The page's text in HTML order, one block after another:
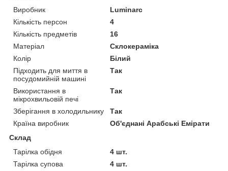
Виробник
Luminarc
Кількість персон
4
Кількість предметів
16
Матеріал
Склокераміка
Колір
Білий
Підходить для миття в
посудомийній машині
Так
Використання в
мікрохвильовій печі
Так
Зберігання в холодильнику
Так
Країна виробник
Об'єднані Арабські Емірати
Склад
Тарілка обідня
4 шт.
Тарілка супова
4 шт.